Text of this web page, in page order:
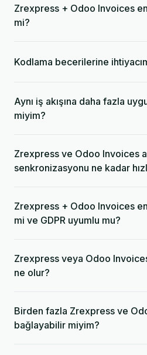
Zrexpress + Odoo Invoices
mi?
Kodlama becerilerine
Aynı iş akışına daha fazla
miyim?
Zrexpress ve Odoo Invoices
senkronizasyonu ne kadar
Zrexpress + Odoo Invoices
mi ve GDPR uyumlu mu?
Zrexpress veya Odoo
ne olur?
Birden fazla Zrexpress ve
bağlayabilir miyim?